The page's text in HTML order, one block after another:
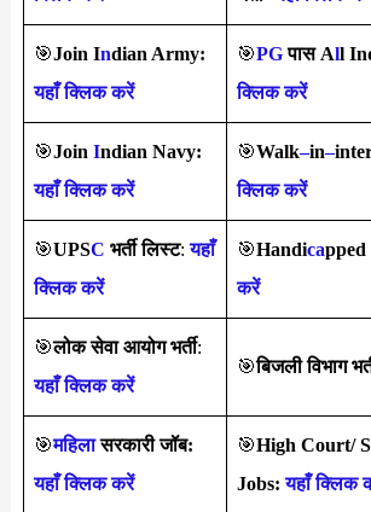
🎯Join Indian Army:
यहाँ क्लिक करें
🎯PGपास All
क्लिक करें
🎯Join Indian Navy:
यहाँ क्लिक करें
🎯Walk–in–
क्लिक करें
🎯UPSC भर्ती लिस्ट:यहाँ
क्लिक करें
🎯Handica
करें
🎯लोक सेवा आयोग भर्ती:
यहाँ क्लिक करें
🎯बिजली विभाग
🎯महिलासरकारी जॉब:
यहाँ क्लिक करें
🎯High Court/
Jobs:यहाँ क्लिक